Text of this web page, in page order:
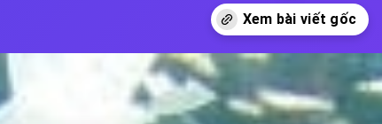
dai-duong